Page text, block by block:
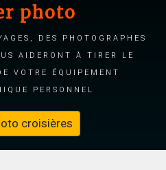
photo
des photographes
aideront à tirer le
votre équipement
personnel
croisières